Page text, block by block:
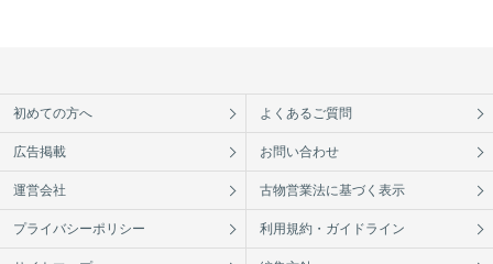
初めての方へ よくあるご質問
広告掲載 お問い合わせ
運営会社 古物営業法に基づく表示
プライバシーポリシー 利用規約・ガイドライン